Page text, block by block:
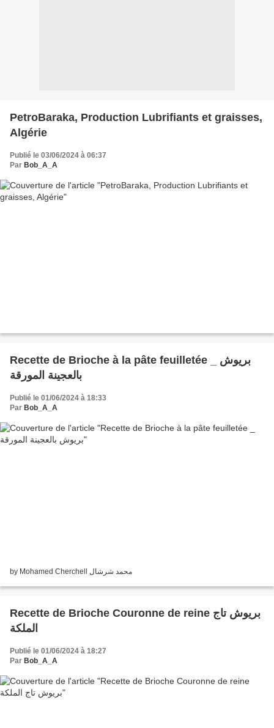
PetroBaraka, Production Lubrifiants et graisses,
Algérie
Publié le 03/06/2024 à 06:37
Par Bob_A_A
Recette de Brioche à la pâte feuilletée _ بريوش
بالعجينة المورقة
Publié le 01/06/2024 à 18:33
Par Bob_A_A
by Mohamed Cherchell محمد شرشال
Recette de Brioche Couronne de reine بريوش تاج
الملكة
Publié le 01/06/2024 à 18:27
Par Bob_A_A